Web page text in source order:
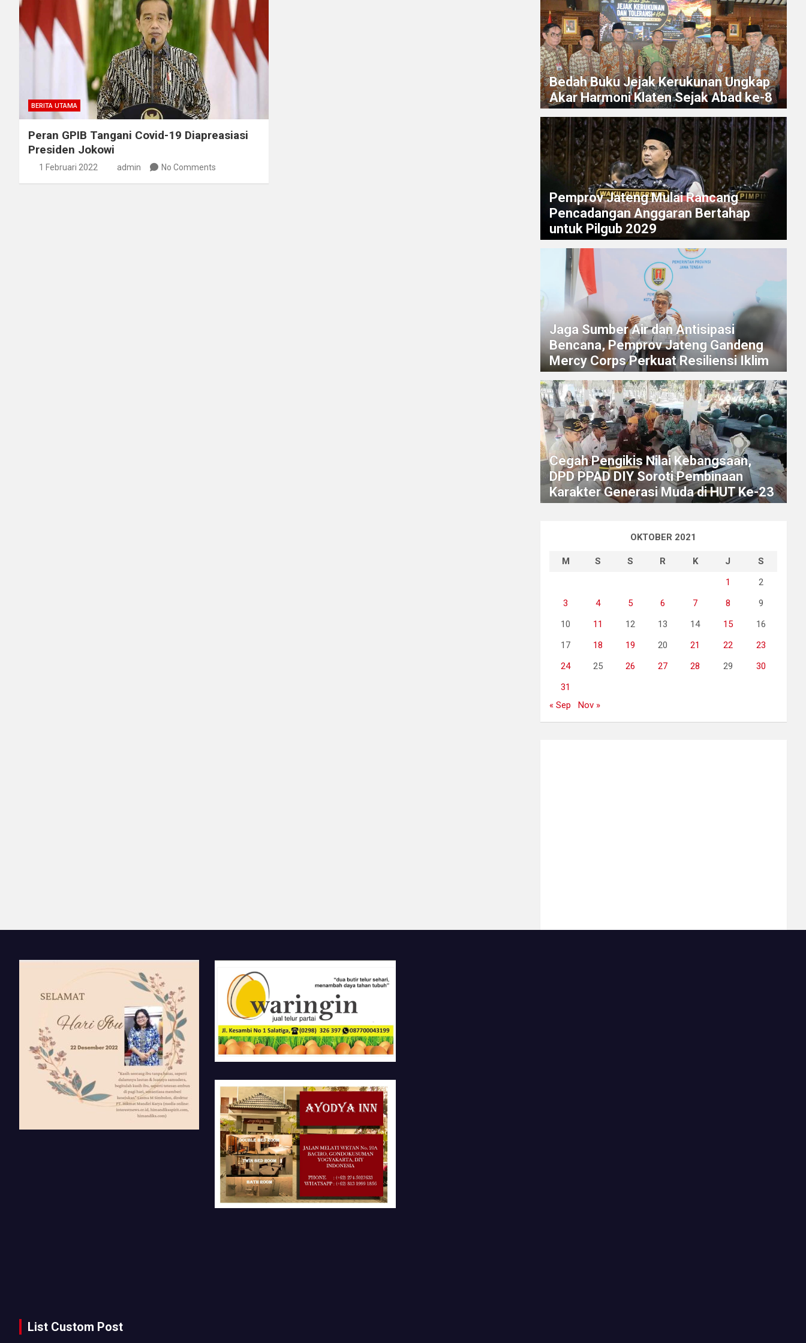
BERITA UTAMA
Peran GPIB Tangani Covid-19 Diapreasiasi
Presiden Jokowi
1 Februari 2022 admin No Comments
Bedah Buku Jejak Kerukunan Ungkap
Akar Harmoni Klaten Sejak Abad ke-8
Pemprov Jateng Mulai Rancang
Pencadangan Anggaran Bertahap
untuk Pilgub 2029
Jaga Sumber Air dan Antisipasi
Bencana, Pemprov Jateng Gandeng
Mercy Corps Perkuat Resiliensi Iklim
Cegah Pengikis Nilai Kebangsaan,
DPD PPAD DIY Soroti Pembinaan
Karakter Generasi Muda di HUT Ke-23
OKTOBER 2021
M S S R K J
S
1
2
3
4 5 6 7 8
9
10
11 12 13 14 15
16
17
18 19 20 21 22
23
24
25 26 27 28 29
30
31
« Sep
Nov »
List Custom Post